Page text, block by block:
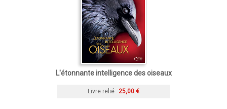
L'étonnante intelligence des oiseaux
Livre relié 25,00 €